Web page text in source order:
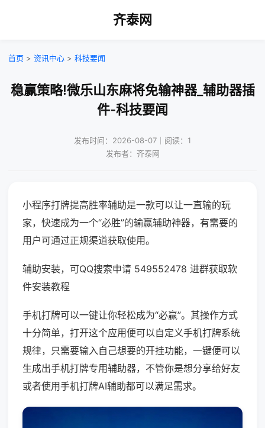
齐泰网
首页 > 资讯中心 > 科技要闻
稳赢策略!微乐山东麻将免输神器_辅助器插
件-科技要闻
发布时间：2026-08-07｜阅读：1
发布者：齐泰网
小程序打牌提高胜率辅助是一款可以让一直输的玩
家，快速成为一个“必胜”的输赢辅助神器，有需要的
用户可通过正规渠道获取使用。
辅助安装，可QQ搜索申请 549552478 进群获取软
件安装教程
手机打牌可以一键让你轻松成为“必赢”。其操作方式
十分简单，打开这个应用便可以自定义手机打牌系统
规律，只需要输入自己想要的开挂功能，一键便可以
生成出手机打牌专用辅助器，不管你是想分享给好友
或者使用手机打牌AI辅助都可以满足需求。